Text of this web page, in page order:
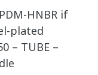
HNBR if
plated
– TUBE –